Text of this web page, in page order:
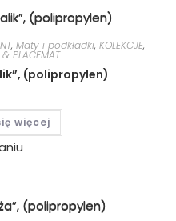
, Maty i podkładki, KOLEKCJE,
& PLACEMAT
(polipropylen)
więcej